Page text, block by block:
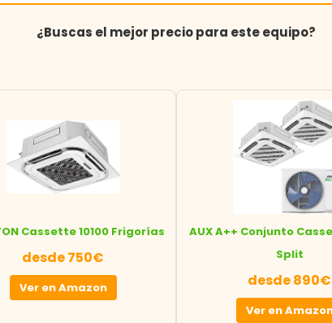
¿Buscas el mejor precio para este equipo?
Cassette 10100 Frigorías
desde 750€
Ver en Amazon
AUX A++ Conjunto
Split
desde 890€
Ver en